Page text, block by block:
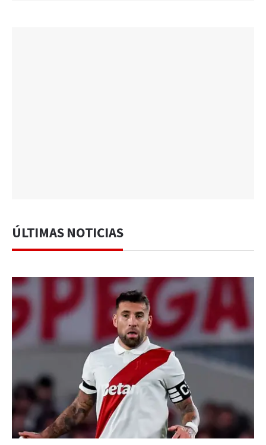
ÚLTIMAS NOTICIAS